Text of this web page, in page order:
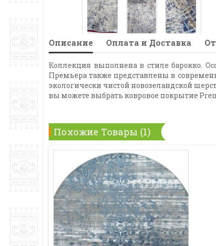
Описание Оплата и Доставка
Коллекция выполнена в стиле барокко.
Премьера также представлены в
экологически чистой новозеландской
вы можете выбрать ковровое покрытие
Похожие Товары (1)